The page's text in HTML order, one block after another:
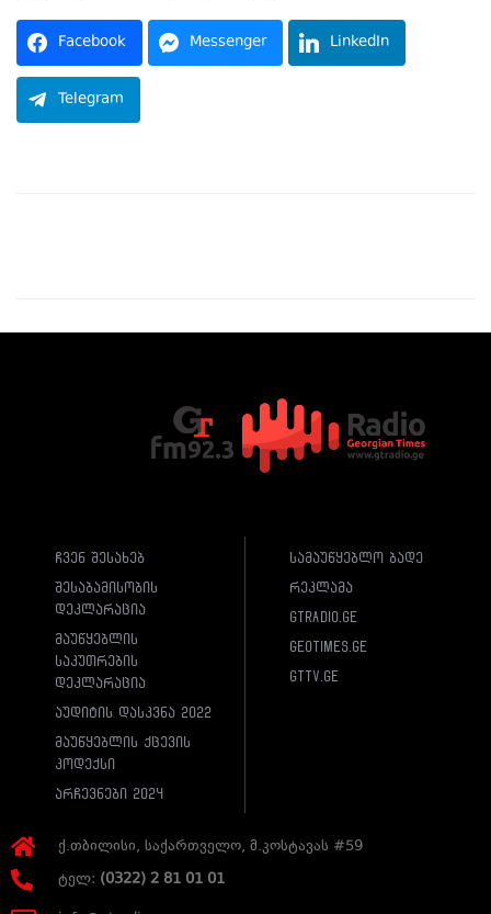
Facebook Messenger LinkedIn
Telegram
ჩვენ შესახებ
შესაბამისობის
დეკლარაცია
მაუწყებლის
საკუთრების
დეკლარაცია
აუდიტის დასკვნა 2022
მაუწყებლის ქცევის
კოდექსი
არჩევნები 2024
სამაუწყებლო ბადე
რეკლამა
gtradio.ge
geotimes.ge
gttv.ge
ქ.თბილისი, საქართველო, მ.კოსტავას #59
ტელ: (0322) 2 81 01 01